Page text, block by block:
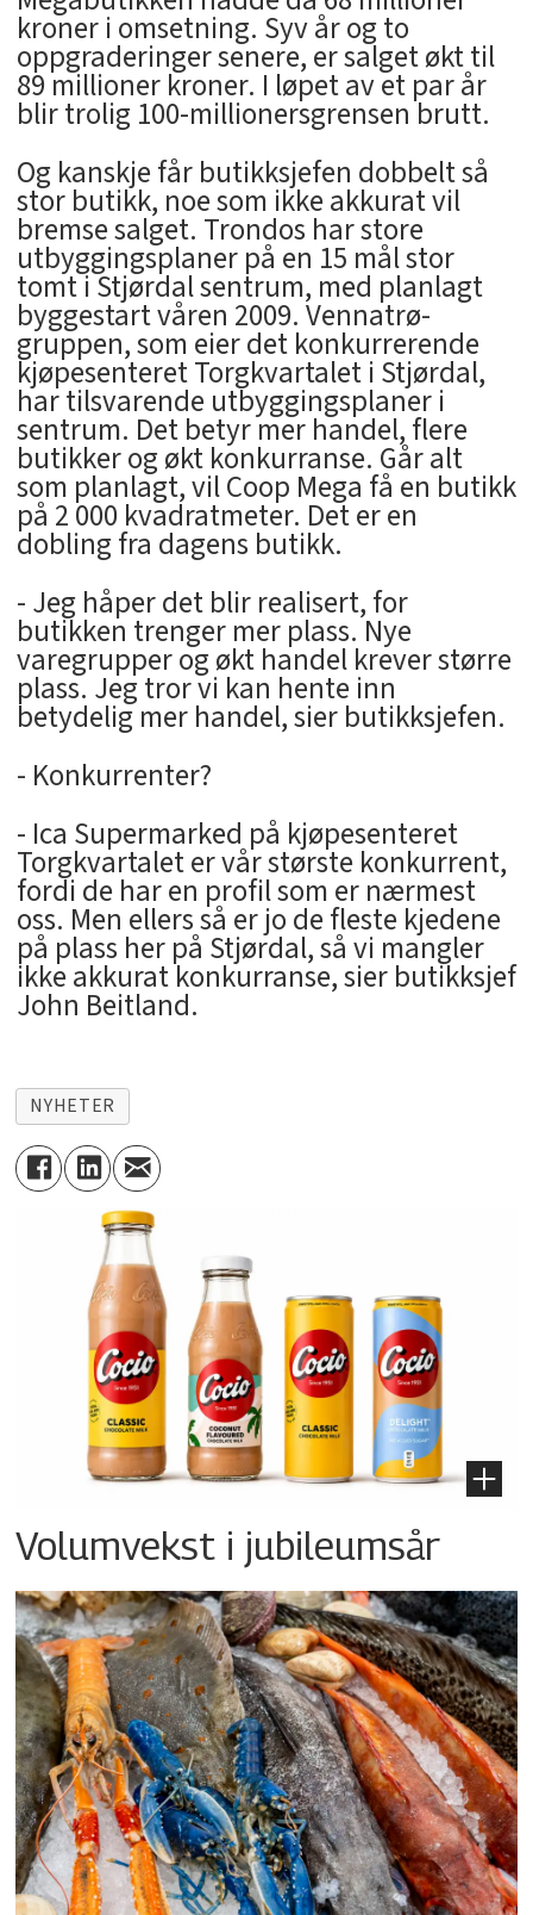
kroner i omsetning. Syv år og to
oppgraderinger senere, er salget økt til
89 millioner kroner. I løpet av et par år
blir trolig 100-millionersgrensen brutt.
Og kanskje får butikksjefen dobbelt så
stor butikk, noe som ikke akkurat vil
bremse salget. Trondos har store
utbyggingsplaner på en 15 mål stor
tomt i Stjørdal sentrum, med planlagt
byggestart våren 2009. Vennatrø-
gruppen, som eier det konkurrerende
kjøpesenteret Torgkvartalet i Stjørdal,
har tilsvarende utbyggingsplaner i
sentrum. Det betyr mer handel, flere
butikker og økt konkurranse. Går alt
som planlagt, vil Coop Mega få en butikk
på 2 000 kvadratmeter. Det er en
dobling fra dagens butikk.
- Jeg håper det blir realisert, for
butikken trenger mer plass. Nye
varegrupper og økt handel krever større
plass. Jeg tror vi kan hente inn
betydelig mer handel, sier butikksjefen.
- Konkurrenter?
- Ica Supermarked på kjøpesenteret
Torgkvartalet er vår største konkurrent,
fordi de har en profil som er nærmest
oss. Men ellers så er jo de fleste kjedene
på plass her på Stjørdal, så vi mangler
ikke akkurat konkurranse, sier butikksjef
John Beitland.
NYHETER
Volumvekst i jubileumsår